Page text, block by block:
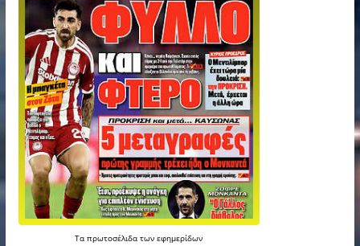
Ταπρωτοσέλιδατωνεφημερίδων